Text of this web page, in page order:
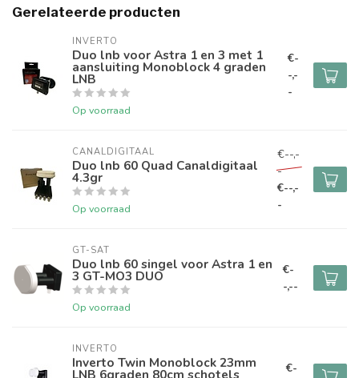
Gerelateerde producten
INVERTO
Duo lnb voor Astra 1 en 3 met 1
aansluiting Monoblock 4 graden
LNB
Op voorraad
€-
-,-
-
CANALDIGITAAL
Duo lnb 60 Quad Canaldigitaal
4.3gr
Op voorraad
€--,-
-
€--,-
-
GT-SAT
Duo lnb 60 singel voor Astra 1 en
3 GT-MO3 DUO
Op voorraad
€-
-,--
INVERTO
Inverto Twin Monoblock 23mm
LNB 6graden 80cm schotels
€-